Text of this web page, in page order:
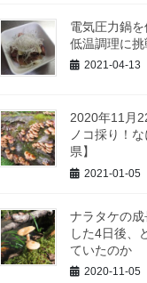
電気圧力鍋
低温調理に
2021-04-13
2020年11月
ノコ採り！
県】
2021-01-05
ナラタケの
した4日後、
ていたのか
2020-11-05